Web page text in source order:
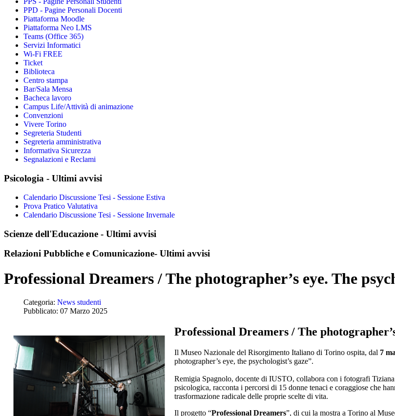
PPD - Pagine Personali Docenti
Piattaforma Moodle
Piattaforma Neo LMS
Teams (Office 365)
Servizi Informatici
Wi-Fi FREE
Ticket
Biblioteca
Centro stampa
Bar/Sala Mensa
Bacheca lavoro
Campus Life/Attività di animazione
Convenzioni
Vivere Torino
Segreteria Studenti
Segreteria amministrativa
Informativa Sicurezza
Segnalazioni e Reclami
Psicologia - Ultimi avvisi
Calendario Discussione Tesi - Sessione Estiva
Prova Pratico Valutativa
Calendario Discussione Tesi - Sessione Invernale
Scienze dell'Educazione - Ultimi avvisi
Relazioni Pubbliche e Comunicazione- Ultimi avvisi
Professional Dreamers / The photographer’s eye. The
Categoria: News studenti
Pubblicato: 07 Marzo 2025
Professional Dreamers / The
Il Museo Nazionale del Risorgimento Italiano di Torino ospita, dal 7
photographer’s eye, the psychologist’s gaze”.
Remigia Spagnolo, docente di IUSTO, collabora con i fotografi
psicologica, racconta i percorsi di 15 donne tenaci e coraggiose che
trasformazione radicale delle proprie scelte di vita.
Il progetto “Professional Dreamers”, di cui la mostra a Torino al